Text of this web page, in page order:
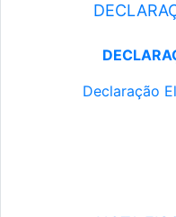
Declaração